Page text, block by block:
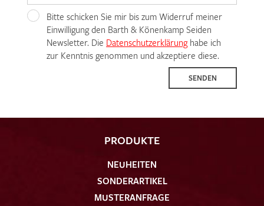
zur Beantwortung meiner Musteranfrage genutzt werden.
Datenschutzbestimmungenhabe ich zur Kenntnis
Bitte schicken Sie mir bis zum Widerruf meiner
Einwilligung den Barth & Könenkamp Seiden
Newsletter. Die Datenschutzerklärunghabe ich
zur Kenntnis genommen und akzeptiere diese.
SENDEN
PRODUKTE
NEUHEITEN
SONDERARTIKEL
MUSTERANFRAGE